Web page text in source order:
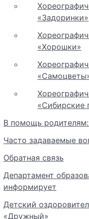
«Задоринки»
«Хорошки»
«Сибирские
В помощь родителям:
Часто задаваемые
Обратная связь
Департамент
информирует
Детский
«Дружный»